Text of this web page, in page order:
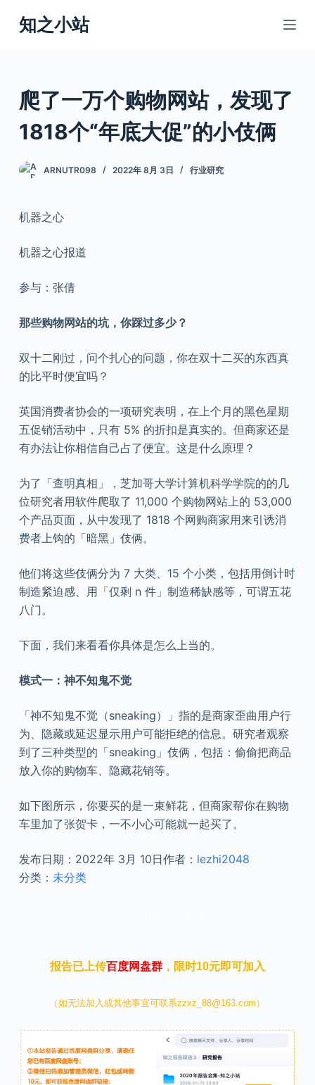
跳
过
知之小站
爬了一万个购物网站，发现了
1818个“年底大促”的小伎俩
ARNUTR098 2022年 8月 3日 行业研究
机器之心
机器之心报道
参与：张倩
那些购物网站的坑，你踩过多少？
双十二刚过，问个扎心的问题，你在双十二买的东西真
的比平时便宜吗？
英国消费者协会的一项研究表明，在上个月的黑色星期
五促销活动中，只有 5% 的折扣是真实的。但商家还是
有办法让你相信自己占了便宜。这是什么原理？
为了「查明真相」，芝加哥大学计算机科学学院的的几
位研究者用软件爬取了 11,000 个购物网站上的 53,000
个产品页面，从中发现了 1818 个网购商家用来引诱消
费者上钩的「暗黑」伎俩。
他们将这些伎俩分为 7 大类、15 个小类，包括用倒计时
制造紧迫感、用「仅剩 n 件」制造稀缺感等，可谓五花
八门。
下面，我们来看看你具体是怎么上当的。
模式一：神不知鬼不觉
「神不知鬼不觉（sneaking）」指的是商家歪曲用户行
为、隐藏或延迟显示用户可能拒绝的信息。研究者观察
到了三种类型的「sneaking」伎俩，包括：偷偷把商品
放入你的购物车、隐藏花销等。
如下图所示，你要买的是一束鲜花，但商家帮你在购物
车里加了张贺卡，一不小心可能就一起买了。
发布日期： 2022年 3月 10日作者： lezhi2048
分类： 未分类
报告已上传百度网盘群，限时10元即可加入
（如无法加入或其他事宜可联系zzxz_88@163.com）